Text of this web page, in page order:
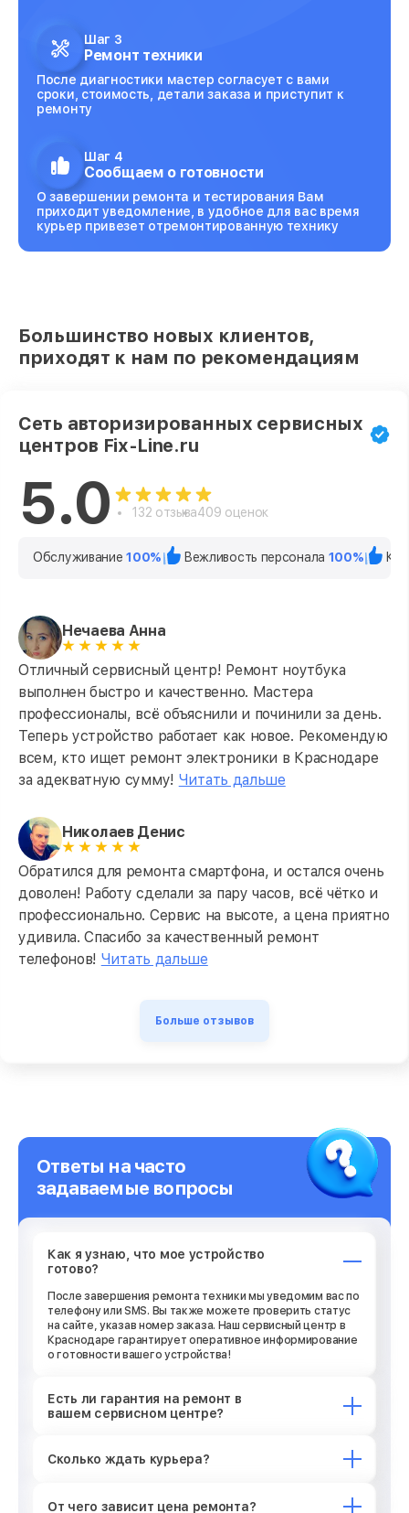
Шаг 3
Ремонт техники
После диагностики мастер согласует с вами
сроки, стоимость, детали заказа и приступит к
ремонту
Шаг 4
Сообщаем о готовности
О завершении ремонта и тестирования Вам
приходит уведомление, в удобное для вас время
курьер привезет отремонтированную технику
Большинство новых клиентов,
приходят к нам по рекомендациям
Сеть авторизированных сервисных
центров Fix-Line.ru
5.0 132 отзыва409 оценок
Обслуживание100% Вежливость персонала 100%
Нечаева Анна
Отличный сервисный центр! Ремонт ноутбука
выполнен быстро и качественно. Мастера
профессионалы, всё объяснили и починили за день.
Теперь устройство работает как новое. Рекомендую
всем, кто ищет ремонт электроники в Краснодаре
за адекватную сумму! Читать дальше
Николаев Денис
Обратился для ремонта смартфона, и остался очень
доволен! Работу сделали за пару часов, всё чётко и
профессионально. Сервис на высоте, а цена приятно
удивила. Спасибо за качественный ремонт
телефонов! Читать дальше
Больше отзывов
Ответы на часто
задаваемые вопросы
Как я узнаю, что мое устройство
готово?
После завершения ремонта техники мы уведомим вас по
телефону или SMS. Вы также можете проверить статус
на сайте, указав номер заказа. Наш сервисный центр в
Краснодаре гарантирует оперативное информирование
о готовности вашего устройства!
Есть ли гарантия на ремонт в
вашем сервисном центре?
Сколько ждать курьера?
От чего зависит цена ремонта?